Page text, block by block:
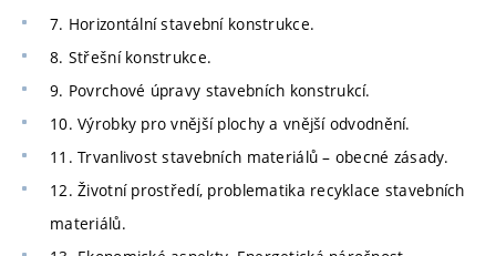
7. Horizontální stavební konstrukce.
8. Střešní konstrukce.
9. Povrchové úpravy stavebních konstrukcí.
10. Výrobky pro vnější plochy a vnější odvodnění.
11. Trvanlivost stavebních materiálů – obecné zásady.
12. Životní prostředí, problematika recyklace stavebních
materiálů.